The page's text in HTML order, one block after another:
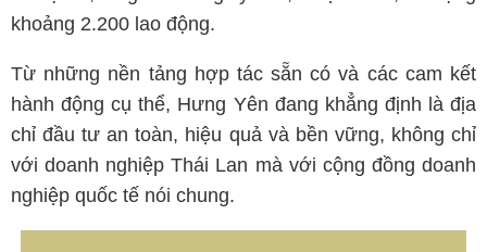
chỉ đầu tư an toàn, hiệu quả và bền vững, không chỉ
nghiệp quốc tế nói chung.
Thời gian qua, Hưng Yên đang dần khẳng
định vai trò là trung tâm công nghiệp - nông
nghiệp - logistics chiến lược của vùng Đồng
bằng sông Hồng. Hạ tầng khu công nghiệp